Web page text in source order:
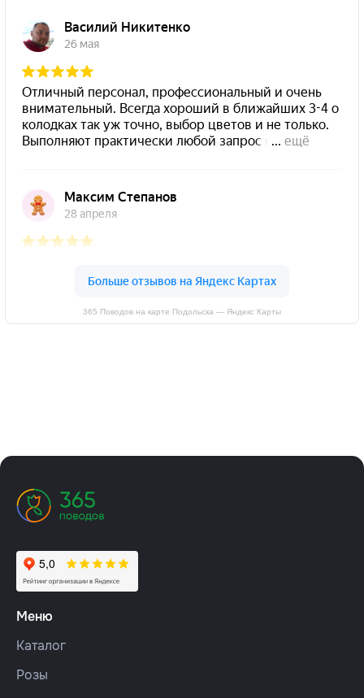
365 Поводов на карте Подольска — Яндекс Карты
Меню
Каталог
Розы